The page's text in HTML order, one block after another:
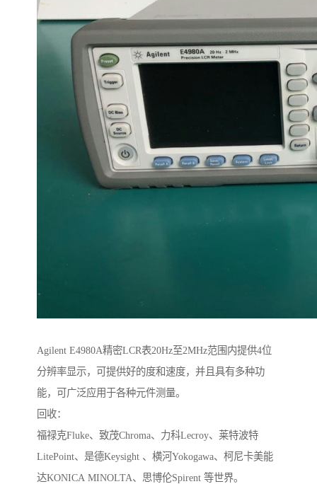
Agilent E4980A精密LCR表20Hz至2MHz范围内提供4位
分辨率显示，可提供好的度和速度，并且具有多种功
能，可广泛应用于各种元件测量。
回收：
福禄克Fluke、致茂Chroma、力科Lecroy、莱特波特
LitePoint、是德Keysight 、横河Yokogawa、柯尼卡美能
达KONICA MINOLTA、思博伦Spirent 等世界。